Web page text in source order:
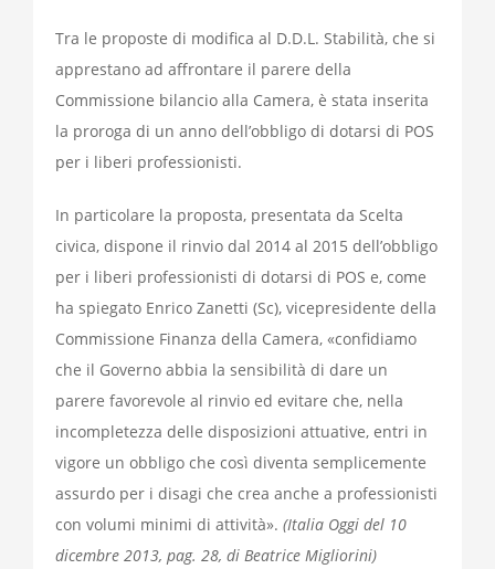
Tra le proposte di modifica al D.D.L. Stabilità, che si
apprestano ad affrontare il parere della
Commissione bilancio alla Camera, è stata inserita
la proroga di un anno dell’obbligo di dotarsi di POS
per i liberi professionisti.
In particolare la proposta, presentata da Scelta
civica, dispone il rinvio dal 2014 al 2015 dell’obbligo
per i liberi professionisti di dotarsi di POS e, come
ha spiegato Enrico Zanetti (Sc), vicepresidente della
Commissione Finanza della Camera, «confidiamo
che il Governo abbia la sensibilità di dare un
parere favorevole al rinvio ed evitare che, nella
incompletezza delle disposizioni attuative, entri in
vigore un obbligo che così diventa semplicemente
assurdo per i disagi che crea anche a professionisti
con volumi minimi di attività». (Italia Oggi del 10
dicembre 2013, pag. 28, di Beatrice Migliorini)